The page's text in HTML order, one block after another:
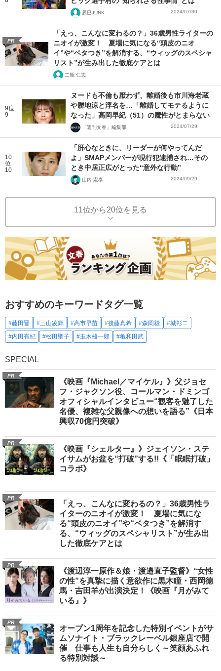
辰巳JUNK 2024/07/30
PR
「えっ、こんなに変わるの？」36歳男性ライターの
ニオイが激変！ 夏場に気になる“頭皮のニオ
イ”や“ベタつき”を解消する、“ウィッグのスペシャ
リスト”が生み出した徹底ケアとは
二瓶 仁志
9位
9
ヌードも不倫も厭わず、離婚後も市川海老蔵
や勝地涼と浮名を…「離婚してモテるように
なった」高岡早紀（51）の魔性がとまらない
「週刊文春」編集部 2024/07/29
10
位
10
「肝心なときに、リーダーが何やってんだ
よ」SMAPメンバーが現行犯逮捕され…その
とき中居正広がとった“意外な行動”
山内 宏泰 2024/09/29
11位から20位を見る
おすすめのキーワードタグ一覧
#藤田晋 #三山凌輝 #高市早苗 #後藤真希 #森岡毅
#城彰二
#内田有紀
#松田聖子 #玉木雄一郎 #亀和田武
SPECIAL
PR
《映画『Michael／マイケル』》父ジョセ
フ・ジャクソン役、コールマン・ドミンゴ
オフィシャルインタビュー“観客を魅了した
名優、複雑な父親像への想いを語る”《日本
興収70億円突破》
PR
《映画『シェルター』》ジェイソン・ステ
イサムがお盆を“打破”する!!《「眠眠打破」
コラボ》
PR
「えっ、こんなに変わるの？」36歳男性ラ
イターのニオイが激変！ 夏場に気にな
る“頭皮のニオイ”や“ベタつき”を解消す
る、“ウィッグのスペシャリスト”が生み出
した徹底ケアとは
PR
《渡辺淳一原作＆娘・渡邉直子監督》“女性
の性”を真摯に描く意欲作に黒木瞳・西岡德
馬・吉田羊が出演決定！《映画『月がみて
いる』》
PR
オープン1周年を記念した特別イベントがサ
ムソナイト・ブラックレーベル銀座店で開
催 仕事も人生も自分らしく～笑顔あふれ
る特別対談～